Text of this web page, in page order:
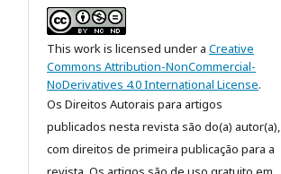
This work is licensed under a Creative
Commons Attribution-NonCommercial-
NoDerivatives 4.0 International License.
Os Direitos Autorais para artigos
publicados nesta revista são do(a) autor(a),
com direitos de primeira publicação para a